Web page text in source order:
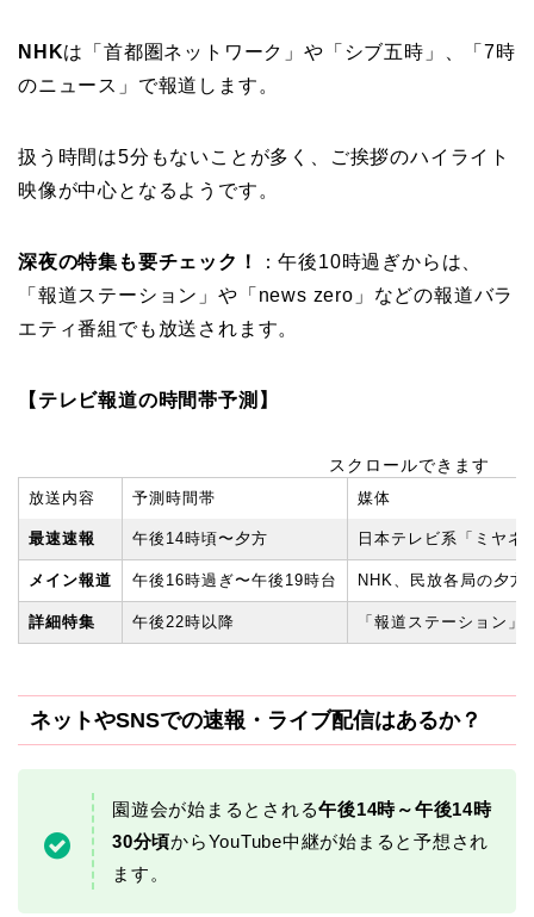
NHKは「首都圏ネットワーク」や「シブ五時」、「7時
のニュース」で報道します。
扱う時間は5分もないことが多く、ご挨拶のハイライト
映像が中心となるようです。
深夜の特集も要チェック！
：午後10時過ぎからは、
「報道ステーション」や「news zero」などの報道バラ
エティ番組でも放送されます。
【テレビ報道の時間帯予測】
スクロールできます
放送内容
予測時間帯 媒体
最速速報 午後14時頃〜夕方 日本テレビ系「ミヤネ
メイン報道 午後16時過ぎ〜午後19時台 NHK、民放各局の夕方
詳細特集 午後22時以降 「報道ステーション
ネットやSNSでの速報・ライブ配信はあるか？
園遊会が始まるとされる午後14時～午後14時
30分頃からYouTube中継が始まると予想され
ます。